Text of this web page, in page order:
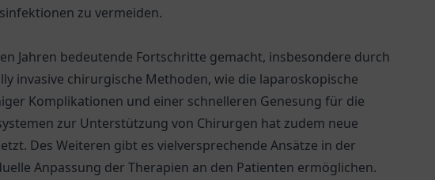
zu vermeiden.
Jahren bedeutende Fortschritte gemacht, insbesondere durch
invasive chirurgische Methoden, wie die laparoskopische
Komplikationen und einer schnelleren Genesung für die
zur Unterstützung von Chirurgen hat zudem neue
Des Weiteren gibt es vielversprechende Ansätze in der
Anpassung der Therapien an den Patienten ermöglichen.